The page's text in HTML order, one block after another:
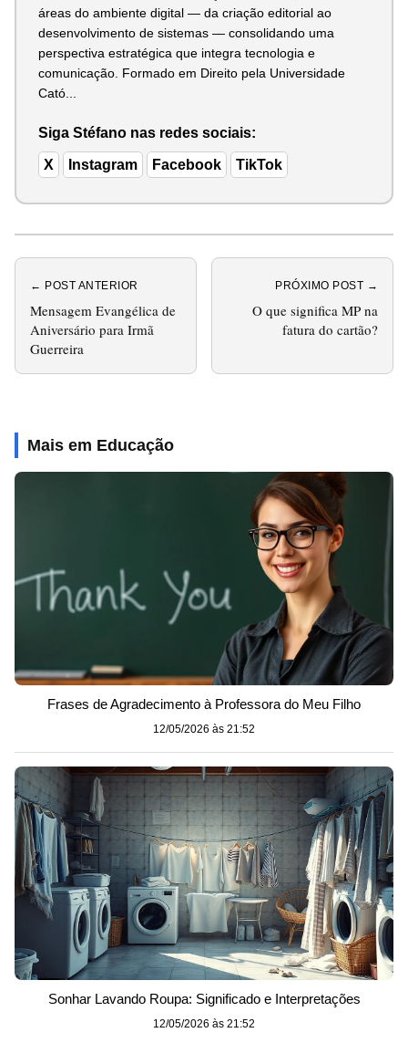
áreas do ambiente digital — da criação editorial ao
desenvolvimento de sistemas — consolidando uma
perspectiva estratégica que integra tecnologia e
comunicação. Formado em Direito pela Universidade
Cató...
Siga Stéfano nas redes sociais:
X Instagram Facebook TikTok
← POST ANTERIOR
Mensagem Evangélica de
Aniversário para Irmã
Guerreira
PRÓXIMO POST →
O que significa MP na
fatura do cartão?
Mais em Educação
Frases de Agradecimento à Professora do Meu Filho
12/05/2026 às 21:52
Sonhar Lavando Roupa: Significado e Interpretações
12/05/2026 às 21:52